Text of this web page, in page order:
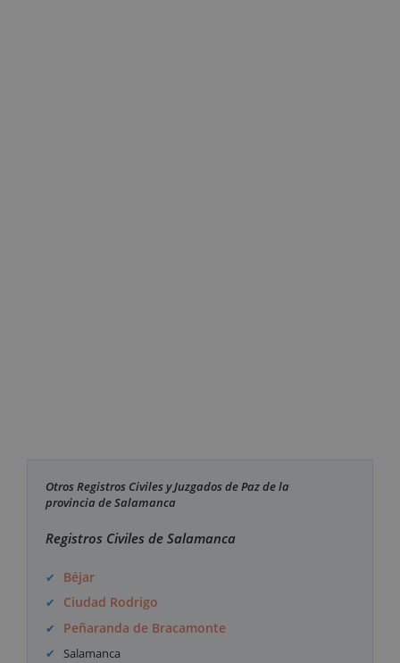
Otros Registros Civiles y Juzgados de Paz de la
provincia de Salamanca
Registros Civiles de Salamanca
Béjar
Ciudad Rodrigo
Peñaranda de Bracamonte
Salamanca